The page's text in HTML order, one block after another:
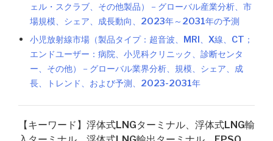
ェル・スクラブ、その他製品）－グローバル産業分析、市
場規模、シェア、成長動向、2023年～2031年の予測
小児放射線市場（製品タイプ：超音波、MRI、X線、CT；
エンドユーザー：病院、小児科クリニック、診断センタ
ー、その他）－グローバル業界分析、規模、シェア、成
長、トレンド、および予測、2023-2031年
【キーワード】浮体式LNGターミナル、浮体式LNG輸